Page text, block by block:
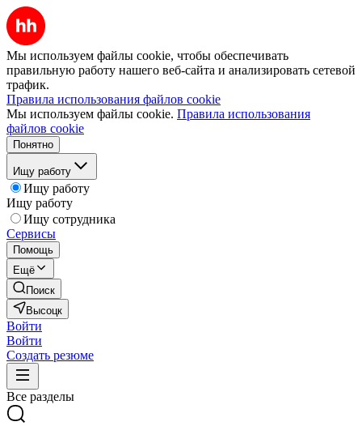
Мы используем файлы cookie, чтобы обеспечивать
правильную работу нашего веб-сайта и анализировать сетевой
трафик.
Правила использования файлов cookie
Мы используем файлы cookie. Правила использования
файлов cookie
Понятно
Ищу работу
Ищу работу
Ищу работу
Ищу сотрудника
Сервисы
Помощь
Ещё
Поиск
Высоцк
Войти
Войти
Создать резюме
Все разделы